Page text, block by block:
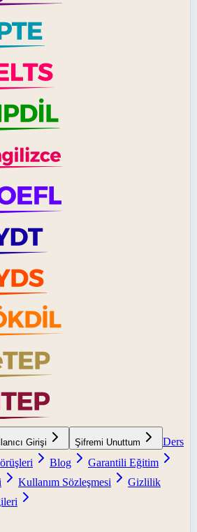
Girişi Şifremi Unuttum
Ders
Blog
Garantili Eğitim
Kullanım Sözleşmesi
Gizlilik